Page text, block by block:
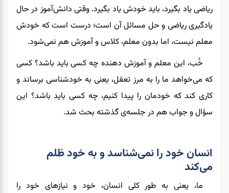
ریاضی یاد بگیرد، باید خودش یاد بگیرد. وقتی دانش‌آموز در حال
یادگیری ریاضی و حل مسائل آن است؛ درست است که خودش
معلم نیست، اما بدون معلم، کلاس و آموزش هم نمی‌شود.
خُب، این معلم و آموزش دهنده چه کسی باید باشد؟ کسی
که می‌خواهد ما را به مرز تعقل، یعنی به خودشناسی برساند و
کاری کند که خودمان را پیدا کنیم، چه کسی باید باشد؟ این
سؤال و جواب هم در جلسه‌ی گذشته بحث شد.
انسان خود را نمی‌شناسد و به خود ظلم
می‌کند
ما، یعنی به طور کلی انسان، خود و نیازهای خود را